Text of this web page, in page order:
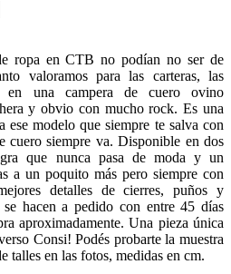
ropa en CTB no podían no ser de
valoramos para las carteras, las
en una campera de cuero ovino
y obvio con mucho rock. Es una
ese modelo que siempre te salva con
cuero siempre va. Disponible en dos
que nunca pasa de moda y un
a un poquito más pero siempre con
detalles de cierres, puños y
se hacen a pedido con entre 45 días
aproximadamente. Una pieza única
Consi! Podés probarte la muestra
talles en las fotos, medidas en cm.